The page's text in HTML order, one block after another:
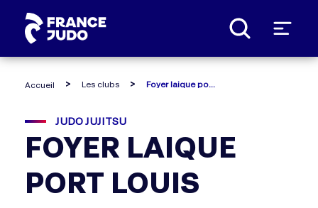
Accueil Les clubs
JUDO JUJITSU
FOYER LAIQUE
PORT LOUIS